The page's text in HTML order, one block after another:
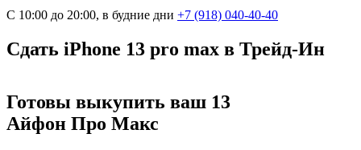
С 10:00 до 20:00, в будние дни +7 (918) 040-40-40
Сдать iPhone 13 pro max в Трейд-Ин
Готовы выкупить ваш 13
Айфон Про Макс